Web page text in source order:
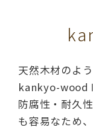
天然木材のよ
kankyo-
防腐性・耐久
も容易なため、